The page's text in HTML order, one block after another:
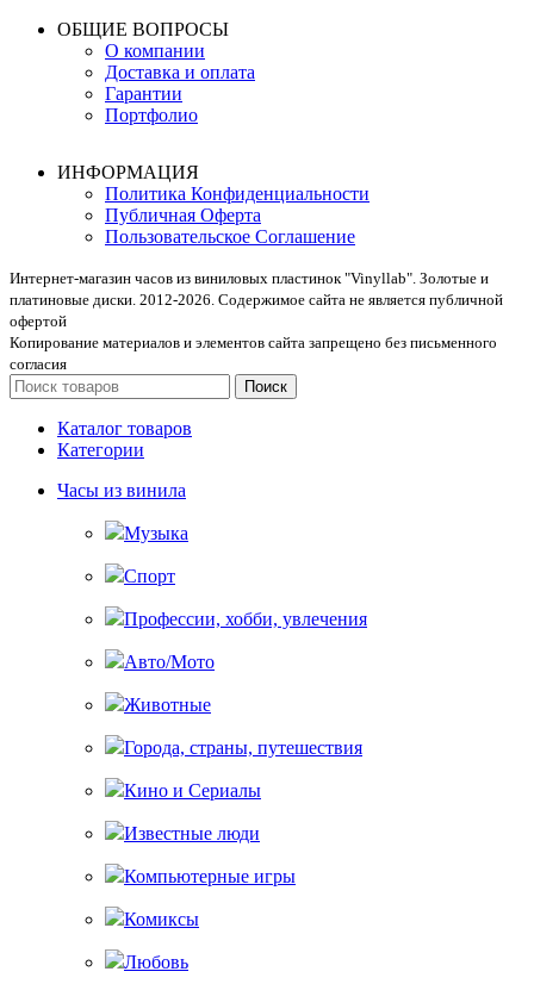
ОБЩИЕ ВОПРОСЫ
О компании
Доставка и оплата
Гарантии
Портфолио
ИНФОРМАЦИЯ
Политика Конфиденциальности
Публичная Оферта
Пользовательское Соглашение
Интернет-магазин часов из виниловых пластинок "Vinyllab". Золотые и
платиновые диски. 2012-2026. Содержимое сайта не является публичной
офертой
Копирование материалов и элементов сайта запрещено без письменного
согласия
Поиск
Каталог товаров
Категории
Часы из винила
Музыка
Спорт
Профессии, хобби, увлечения
Авто/Мото
Животные
Города, страны, путешествия
Кино и Сериалы
Известные люди
Компьютерные игры
Комиксы
Любовь